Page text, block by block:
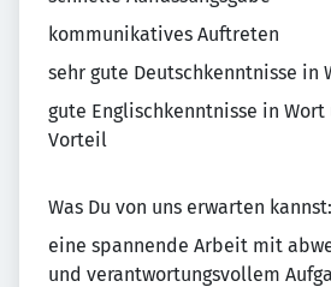
kommunikatives Auftreten
sehr gute Deutschkenntnisse in
gute Englischkenntnisse in
Vorteil
Was Du von uns erwarten kannst:
eine spannende Arbeit mit
und verantwortungsvollem